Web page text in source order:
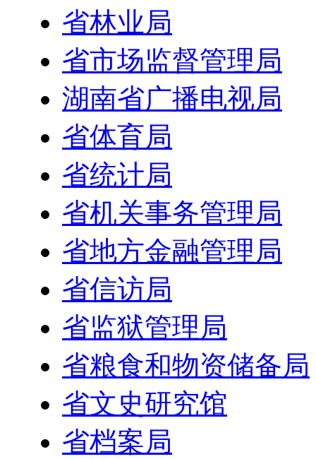
省林业局
省市场监督管理局
湖南省广播电视局
省体育局
省统计局
省机关事务管理局
省地方金融管理局
省信访局
省监狱管理局
省粮食和物资储备局
省文史研究馆
省档案局